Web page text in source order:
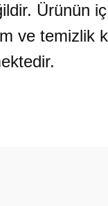
Ürünün
ve temizlik